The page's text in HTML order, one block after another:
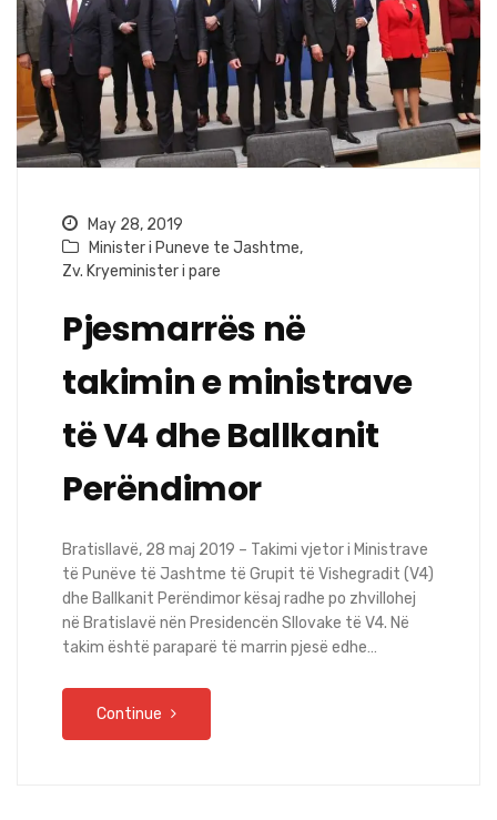
May 28, 2019
Minister i Puneve te Jashtme,
Zv. Kryeminister i pare
Pjesmarrës në
takimin e ministrave
të V4 dhe Ballkanit
Perëndimor
Bratisllavë, 28 maj 2019 – Takimi vjetor i Ministrave
të Punëve të Jashtme të Grupit të Vishegradit (V4)
dhe Ballkanit Perëndimor kësaj radhe po zhvillohej
në Bratislavë nën Presidencën Sllovake të V4. Në
takim është paraparë të marrin pjesë edhe…
Continue